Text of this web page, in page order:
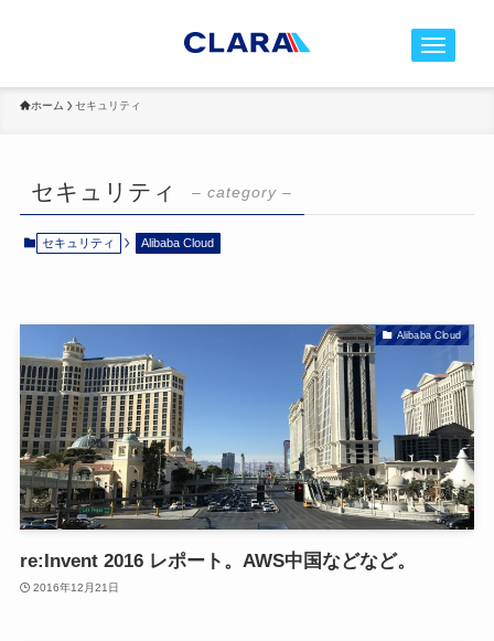
t
n
g
t
i
o
n
ホーム セキュリティ
セキュリティ – category –
セキュリティ Alibaba Cloud
Alibaba Cloud
re:Invent 2016 レポート。AWS中国などなど。
2016年12月21日